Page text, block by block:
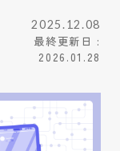
2025.12.08
最終更新日 :
2026.01.28